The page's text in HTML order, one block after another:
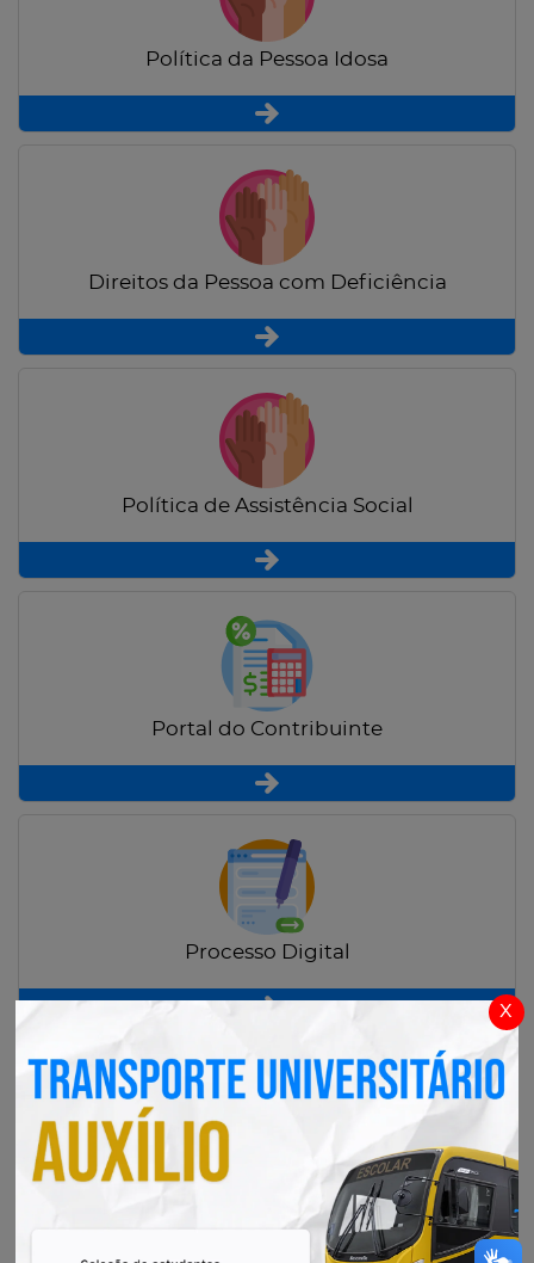
x
Política da Pessoa Idosa
Direitos da Pessoa com Deficiência
Política de Assistência Social
Portal do Contribuinte
Processo Digital
Radar Transparência Pública